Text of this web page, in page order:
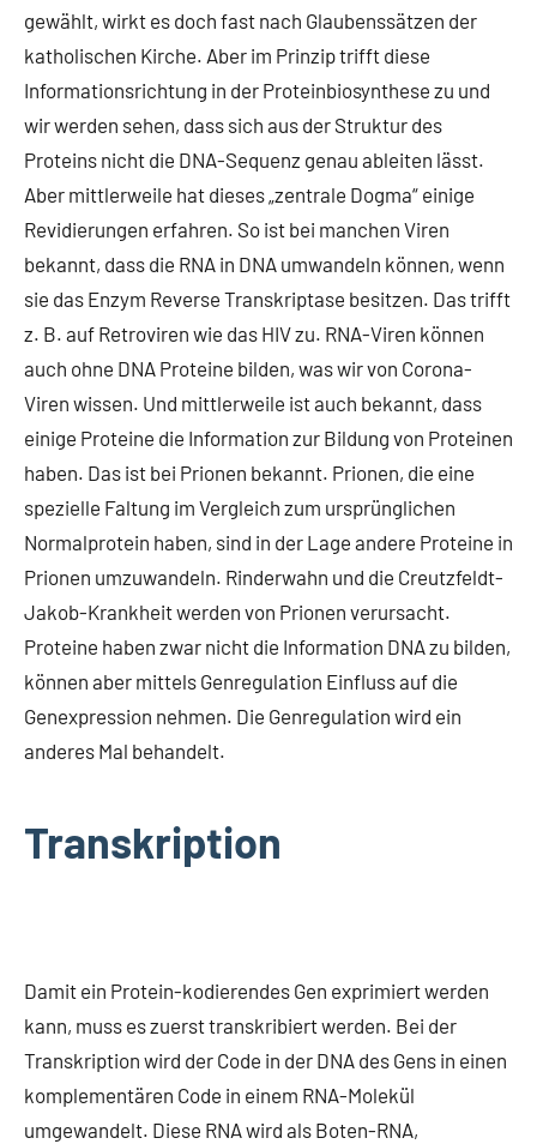
gewählt, wirkt es doch fast nach Glaubenssätzen der
katholischen Kirche. Aber im Prinzip trifft diese
Informationsrichtung in der Proteinbiosynthese zu und
wir werden sehen, dass sich aus der Struktur des
Proteins nicht die DNA-Sequenz genau ableiten lässt.
Aber mittlerweile hat dieses „zentrale Dogma“ einige
Revidierungen erfahren. So ist bei manchen Viren
bekannt, dass die RNA in DNA umwandeln können, wenn
sie das Enzym Reverse Transkriptase besitzen. Das trifft
z. B. auf Retroviren wie das HIV zu. RNA-Viren können
auch ohne DNA Proteine bilden, was wir von Corona-
Viren wissen. Und mittlerweile ist auch bekannt, dass
einige Proteine die Information zur Bildung von Proteinen
haben. Das ist bei Prionen bekannt. Prionen, die eine
spezielle Faltung im Vergleich zum ursprünglichen
Normalprotein haben, sind in der Lage andere Proteine in
Prionen umzuwandeln. Rinderwahn und die Creutzfeldt-
Jakob-Krankheit werden von Prionen verursacht.
Proteine haben zwar nicht die Information DNA zu bilden,
können aber mittels Genregulation Einfluss auf die
Genexpression nehmen. Die Genregulation wird ein
anderes Mal behandelt.
Transkription
Damit ein Protein-kodierendes Gen exprimiert werden
kann, muss es zuerst transkribiert werden. Bei der
Transkription wird der Code in der DNA des Gens in einen
komplementären Code in einem RNA-Molekül
umgewandelt. Diese RNA wird als Boten-RNA,